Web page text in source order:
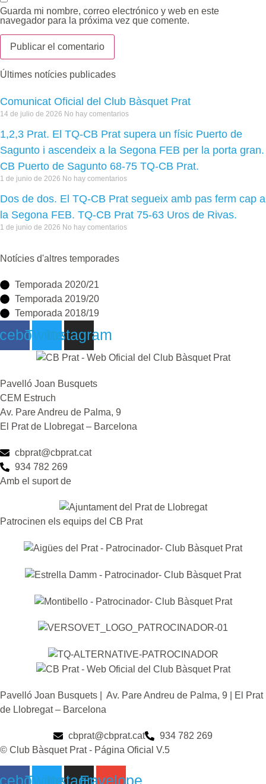
Guarda mi nombre, correo electrónico y web en este
navegador para la próxima vez que comente.
Últimes notícies publicades
Comunicat Oficial del Club Bàsquet Prat
14 de julio de 2026 No hay comentarios
1,2,3 Prat. El TQ-CB Prat supera un físic Puerto de
Sagunto i ascendeix a la Segona FEB per la porta gran.
CB Puerto de Sagunto 68-75 TQ-CB Prat.
1 de junio de 2026 No hay comentarios
Dos de dos. El TQ-CB Prat segueix amb pas ferm cap a
la Segona FEB. TQ-CB Prat 75-63 Uros de Rivas.
1 de junio de 2026 No hay comentarios
Notícies d'altres temporades
Temporada 2020/21
Temporada 2019/20
Temporada 2018/19
TwitterInstagram
Pavelló Joan Busquets
CEM Estruch
Av. Pare Andreu de Palma, 9
El Prat de Llobregat – Barcelona
cbprat@cbprat.cat
934 782 269
Amb el suport de
Patrocinen els equips del CB Prat
Pavelló Joan Busquets | Av. Pare Andreu de Palma, 9 | El Prat
de Llobregat – Barcelona
cbprat@cbprat.cat
934 782 269
© Club Bàsquet Prat - Página Oficial V.5
TwitterInstagram
Envelope